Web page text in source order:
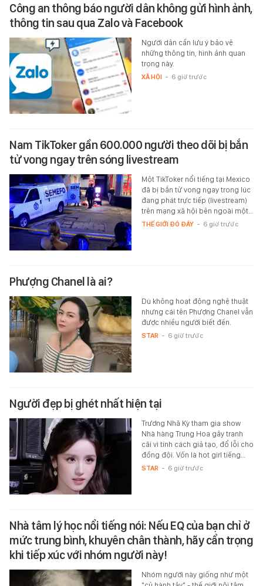
Công an thông báo người dân không gửi hình ảnh,
thông tin sau qua Zalo và Facebook
Người dân cần lưu ý bảo vệ
những thông tin, hình ảnh quan
trọng này.
XÃ HỘI - 6 giờ trước
Nam TikToker gần 600.000 người theo dõi bị bắn
tử vong ngay trên sóng livestream
Một TikToker nổi tiếng tại Mexico
đã bị bắn tử vong ngay trong lúc
đang phát trực tiếp (livestream)
trên mạng xã hội bên ngoài một…
THẾ GIỚI ĐÓ ĐÂY - 6 giờ trước
Phượng Chanel là ai?
Dù không hoạt động nghệ thuật
nhưng cái tên Phượng Chanel vẫn
được nhiều người biết đến.
STAR - 6 giờ trước
Người đẹp bị ghét nhất hiện tại
Trương Nhã Kỳ tham gia show
Nhà hàng Trung Hoa gây tranh
cãi vì tính cách giả tạo, đổ lỗi cho
đồng đội. Vốn là hot girl tiếng…
STAR - 6 giờ trước
Nhà tâm lý học nổi tiếng nói: Nếu EQ của bạn chỉ ở
mức trung bình, khuyên chân thành, hãy cẩn trọng
khi tiếp xúc với nhóm người này!
Nhóm người này giống như một